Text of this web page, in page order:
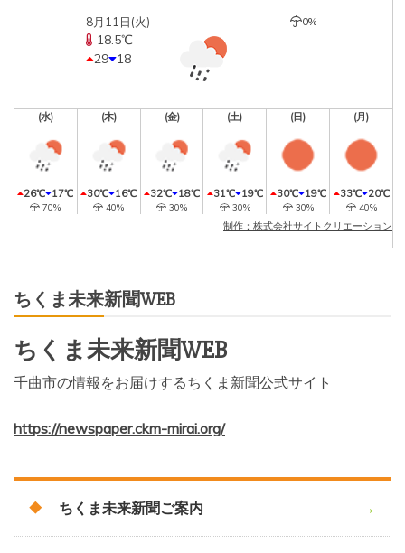
8月11日(火)
18.5℃
29 18
0%
(水)
26℃ 17℃
70%
(木)
30℃ 16℃
40%
(金)
32℃ 18℃
30%
(土)
31℃ 19℃
30%
(日)
30℃ 19℃
30%
(月)
33℃ 20℃
40%
制作：株式会社サイトクリエーション
ちくま未来新聞WEB
ちくま未来新聞WEB
千曲市の情報をお届けするちくま新聞公式サイト
https://newspaper.ckm-mirai.org/
ちくま未来新聞ご案内